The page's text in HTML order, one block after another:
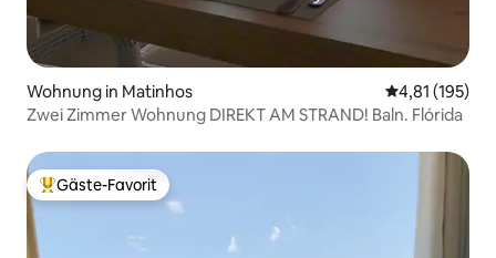
Wohnung in Matinhos
4,81 (195)
Zwei Zimmer Wohnung DIREKT AM STRAND! Baln. Flórida
Beliebter Gäste-Favorit.
Gäste-Favorit